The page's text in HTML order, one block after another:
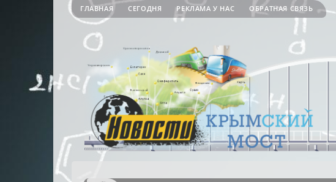
ГЛАВНАЯ СЕГОДНЯ РЕКЛАМА У НАС ОБРАТНАЯ СВЯЗЬ